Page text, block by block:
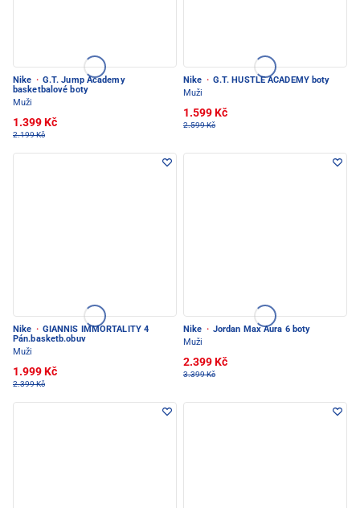
Nike · G.T. Jump Academy
basketbalové boty
Muži
1.399 Kč
2.199 Kč
Nike · G.T. HUSTLE ACADEMY boty
Muži
1.599 Kč
2.599 Kč
Nike · GIANNIS IMMORTALITY 4
Pán.basketb.obuv
Muži
1.999 Kč
2.399 Kč
Nike · Jordan Max Aura 6 boty
Muži
2.399 Kč
3.399 Kč